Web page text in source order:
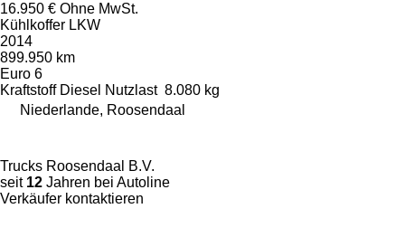
16.950 € Ohne MwSt.
Kühlkoffer LKW
2014
899.950 km
Euro 6
Kraftstoff Diesel Nutzlast 8.080 kg
Niederlande, Roosendaal
Trucks Roosendaal B.V.
seit 12 Jahren bei Autoline
Verkäufer kontaktieren